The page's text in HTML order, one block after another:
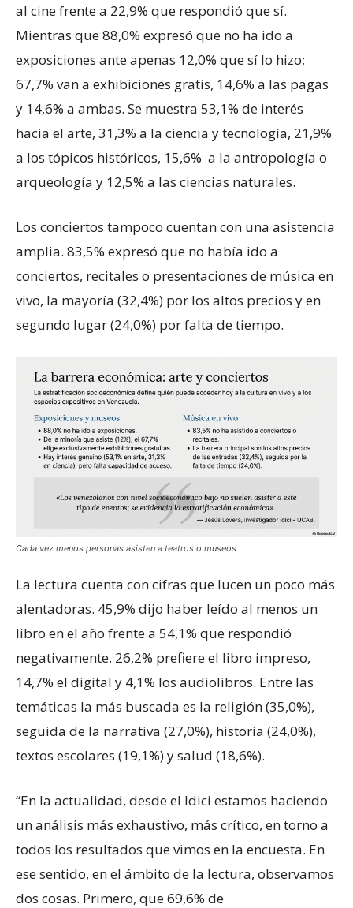
al cine frente a 22,9% que respondió que sí.
Mientras que 88,0% expresó que no ha ido a
exposiciones ante apenas 12,0% que sí lo hizo;
67,7% van a exhibiciones gratis, 14,6% a las pagas
y 14,6% a ambas. Se muestra 53,1% de interés
hacia el arte, 31,3% a la ciencia y tecnología, 21,9%
a los tópicos históricos, 15,6% a la antropología o
arqueología y 12,5% a las ciencias naturales.
Los conciertos tampoco cuentan con una asistencia
amplia. 83,5% expresó que no había ido a
conciertos, recitales o presentaciones de música en
vivo, la mayoría (32,4%) por los altos precios y en
segundo lugar (24,0%) por falta de tiempo.
Cada vez menos personas asisten a teatros o museos
La lectura cuenta con cifras que lucen un poco más
alentadoras. 45,9% dijo haber leído al menos un
libro en el año frente a 54,1% que respondió
negativamente. 26,2% prefiere el libro impreso,
14,7% el digital y 4,1% los audiolibros. Entre las
temáticas la más buscada es la religión (35,0%),
seguida de la narrativa (27,0%), historia (24,0%),
textos escolares (19,1%) y salud (18,6%).
“En la actualidad, desde el Idici estamos haciendo
un análisis más exhaustivo, más crítico, en torno a
todos los resultados que vimos en la encuesta. En
ese sentido, en el ámbito de la lectura, observamos
dos cosas. Primero, que 69,6% de